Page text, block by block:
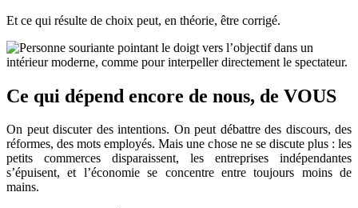
Et ce qui résulte de choix peut, en théorie, être corrigé.
Ce qui dépend encore de nous, de VOUS
On peut discuter des intentions. On peut débattre des discours, des
réformes, des mots employés. Mais une chose ne se discute plus : les
petits commerces disparaissent, les entreprises indépendantes
s’épuisent, et l’économie se concentre entre toujours moins de
mains.